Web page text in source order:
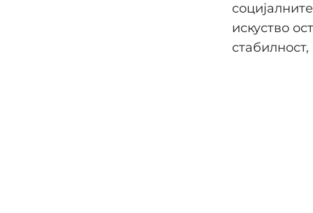
искуство